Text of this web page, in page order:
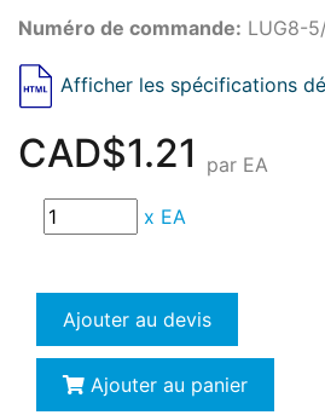
Numéro de commande: LUG8-
Afficher les spécifications
CAD$1.21 par EA
x EA
Ajouter au devis
Ajouter au panier